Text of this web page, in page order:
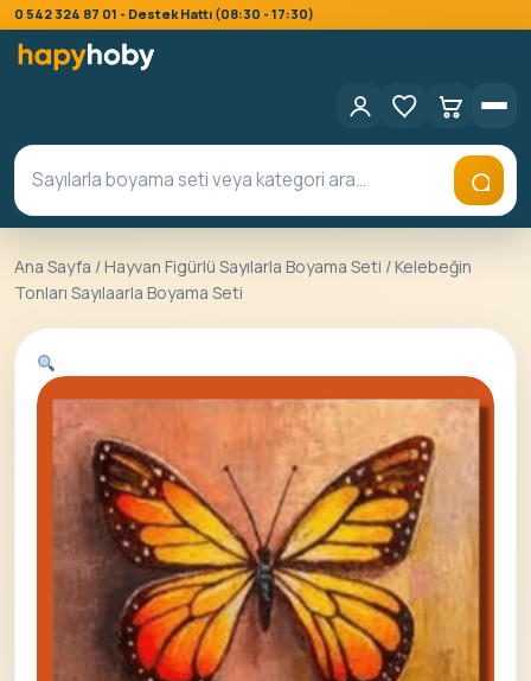
0 542 324 87 01 - Destek Hattı (08:30 - 17:30)
Ana Sayfa / Hayvan Figürlü Sayılarla Boyama Seti / Kelebeğin
Tonları Sayılaarla Boyama Seti